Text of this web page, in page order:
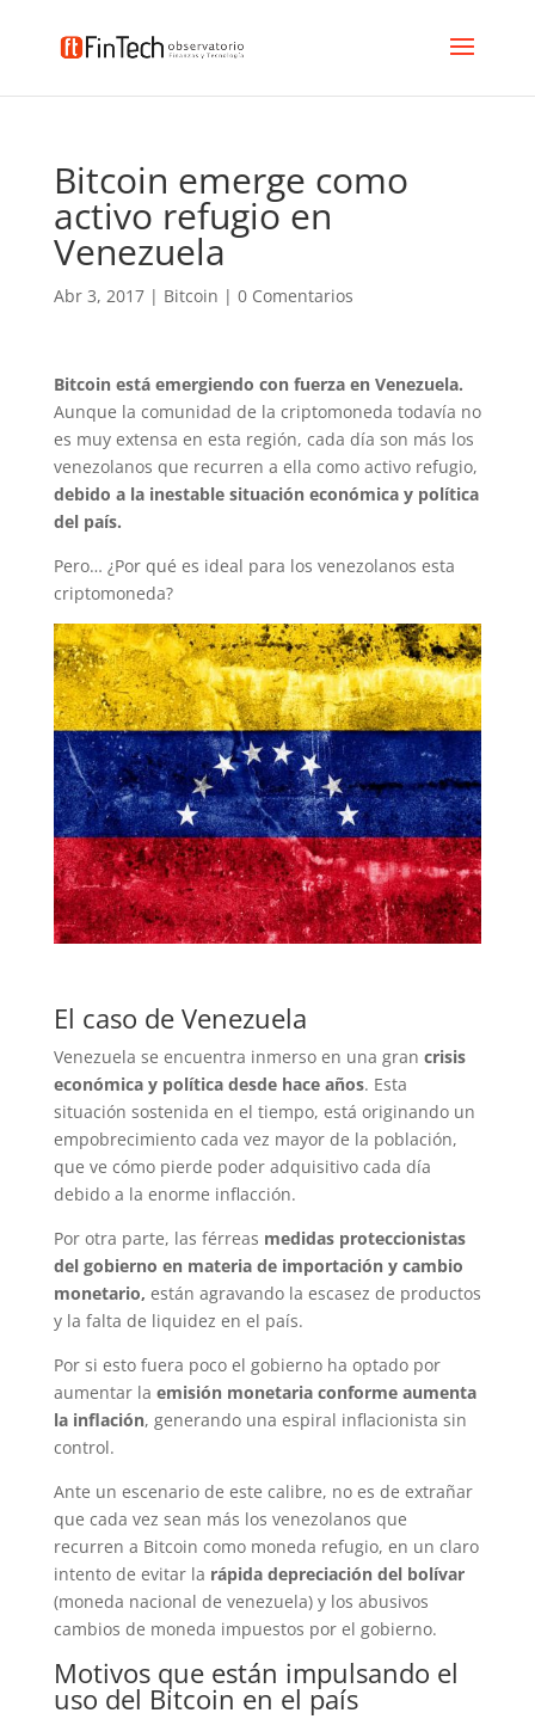
Bitcoin emerge como
activo refugio en
Venezuela
Abr 3, 2017| Bitcoin | 0 Comentarios
Bitcoin está emergiendo con fuerza en Venezuela.
Aunque la comunidad de la criptomoneda todavía no
es muy extensa en esta región, cada día son más los
venezolanos que recurren a ella como activo refugio,
debido a la inestable situación económica y política
del país.
Pero… ¿Por qué es ideal para los venezolanos esta
criptomoneda?
El caso de Venezuela
Venezuela se encuentra inmerso en una gran crisis
económica y política desde hace años. Esta
situación sostenida en el tiempo, está originando un
empobrecimiento cada vez mayor de la población,
que ve cómo pierde poder adquisitivo cada día
debido a la enorme inflacción.
Por otra parte, las férreas medidas proteccionistas
del gobierno en materia de importación y cambio
monetario, están agravando la escasez de productos
y la falta de liquidez en el país.
Por si esto fuera poco el gobierno ha optado por
aumentar la emisión monetaria conforme aumenta
la inflación, generando una espiral inflacionista sin
control.
Ante un escenario de este calibre, no es de extrañar
que cada vez sean más los venezolanos que
recurren a Bitcoin como moneda refugio, en un claro
intento de evitar la rápida depreciación del bolívar
(moneda nacional de venezuela) y los abusivos
cambios de moneda impuestos por el gobierno.
Motivos que están impulsando el
uso del Bitcoin en el país